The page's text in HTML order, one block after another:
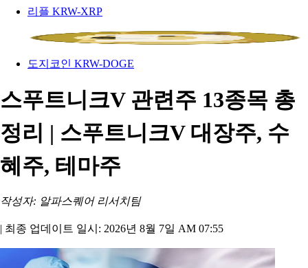
리플 KRW-XRP
도지코인 KRW-DOGE
스푸트니크V 관련주 13종목 총
정리 | 스푸트니크V 대장주, 수
혜주, 테마주
작성자: 알파스퀘어 리서치팀
| 최종 업데이트 일시: 2026년 8월 7일 AM 07:55